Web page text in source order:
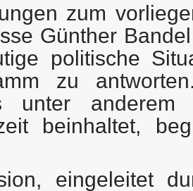
zum
Günther
politische
zu
unter anderem
beinhaltet,
eingeleitet